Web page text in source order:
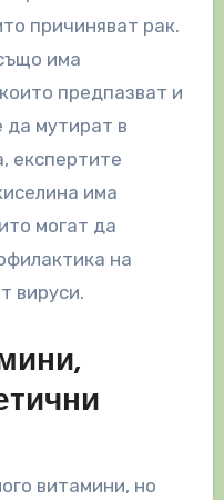
причиняват рак.
има
предпазват и
да мутират в
експертите
има
могат да
на
вируси.
витамини, но